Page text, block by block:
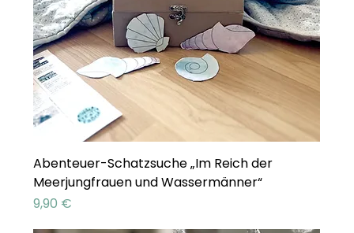
Abenteuer-Schatzsuche „Im Reich der
Meerjungfrauen und Wassermänner“
Preis
9,90 €